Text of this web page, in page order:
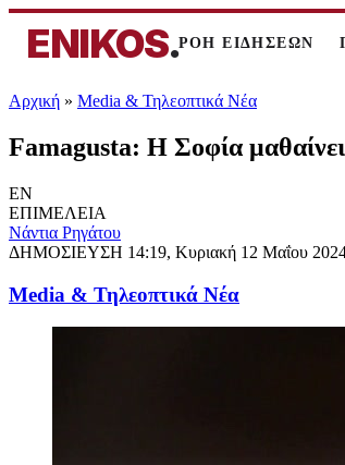
ENIKOS.ΡΟΗ ΕΙΔΗΣΕΩΝ
Αρχική » Media & Τηλεοπτικά Νέα
Famagusta: Η Σοφία μαθαίνει
EN
ΕΠΙΜΕΛΕΙΑ
Νάντια Ρηγάτου
ΔΗΜΟΣΙΕΥΣΗ 14:19, Κυριακή 12 Μαΐου
Media & Τηλεοπτικά Νέα